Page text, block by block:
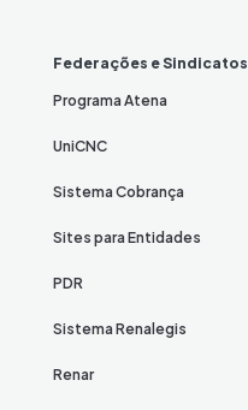
Federações e Sindicatos
Programa Atena
UniCNC
Sistema Cobrança
Sites para Entidades
PDR
Sistema Renalegis
Renar